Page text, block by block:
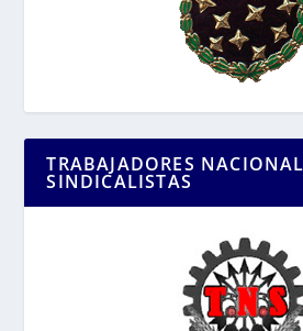
TRABAJADORES NACIONAL
SINDICALISTAS